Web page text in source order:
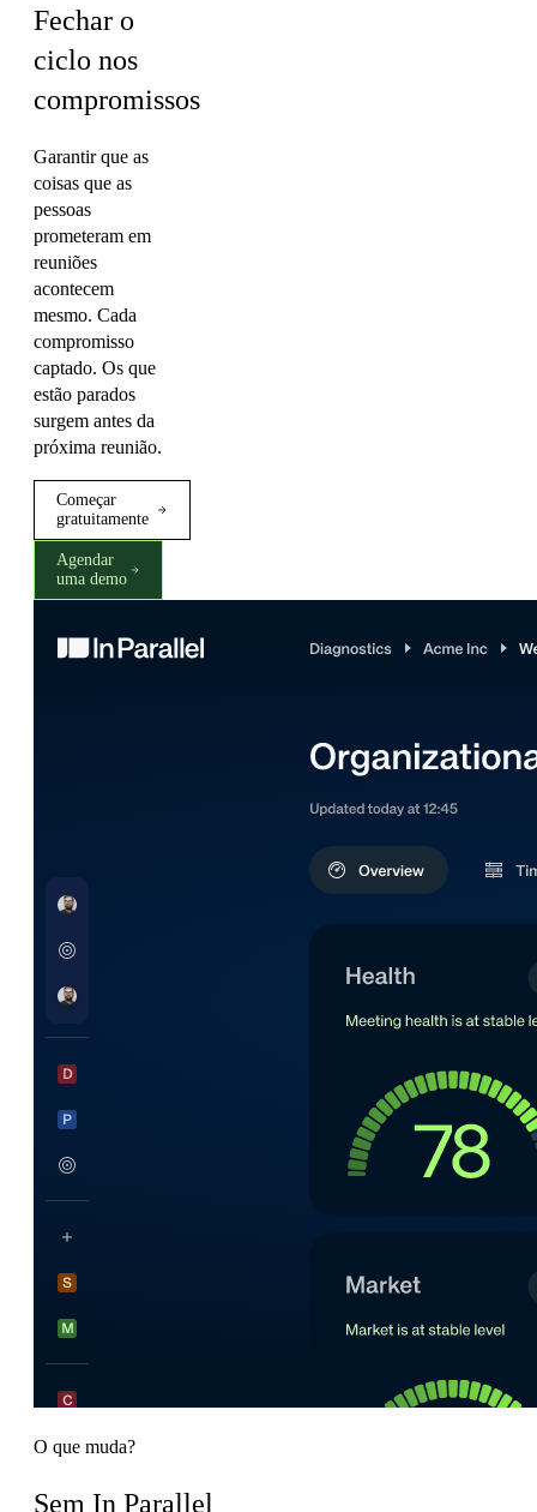
Fechar o
ciclo nos
compromissos
Garantir que as
coisas que as
pessoas
prometeram em
reuniões
acontecem
mesmo. Cada
compromisso
captado. Os que
estão parados
surgem antes da
próxima reunião.
Começar
gratuitamente
Agendar
uma demo
O que muda?
Sem In Parallel